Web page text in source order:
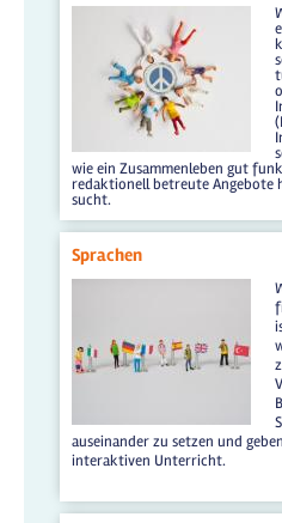
wie ein Zusammenleben gut
redaktionell betreute Angebote
sucht.
Sprachen
auseinander zu setzen und
interaktiven Unterricht.